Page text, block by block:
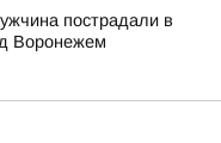
пострадали в
Воронежем